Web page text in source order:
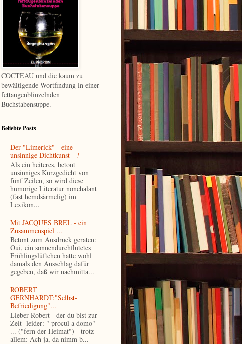
COCTEAU und die kaum zu
bewältigende Wortfindung in einer
fettaugenblinzelnden
Buchstabensuppe.
Beliebte Posts
Der "Limerick" - eine
unsinnige Dichtkunst - ?
Als ein heiteres, betont
unsinniges Kurzgedicht von
fünf Zeilen, so wird diese
humorige Literatur nonchalant
(fast hemdsärmelig) im
Lexikon...
Mit JACQUES BREL - ein
Zusammenspiel ...
Betont zum Ausdruck geraten:
Oui, ein sonnendurchflutetes
Frühlingslüftchen hatte wohl
damals den Ausschlag dafür
gegeben, daß wir nachmitta...
ROBERT
GERNHARDT:"Selbst-
Befriedigung"...
Lieber Robert - der du bist zur
Zeit leider: " procul a domo"
... ("fern der Heimat") - trotz
allem: Ach ja, da nimm b...